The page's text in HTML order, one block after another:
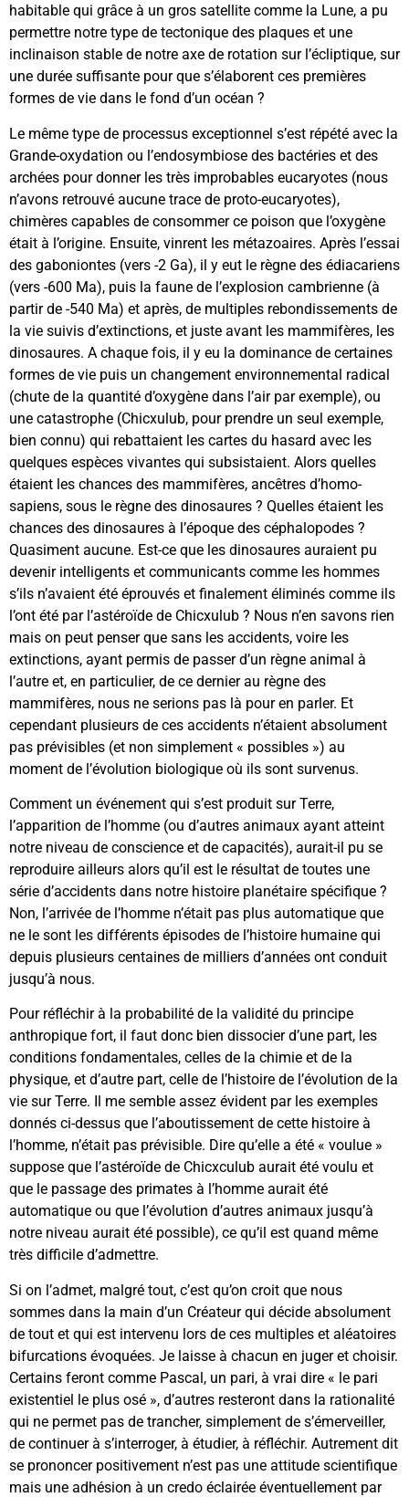
habitable qui grâce à un gros satellite comme la Lune, a pu
permettre notre type de tectonique des plaques et une
inclinaison stable de notre axe de rotation sur l’écliptique, sur
une durée suffisante pour que s’élaborent ces premières
formes de vie dans le fond d’un océan ?
Le même type de processus exceptionnel s’est répété avec la
Grande-oxydation ou l’endosymbiose des bactéries et des
archées pour donner les très improbables eucaryotes (nous
n’avons retrouvé aucune trace de proto-eucaryotes),
chimères capables de consommer ce poison que l’oxygène
était à l’origine. Ensuite, vinrent les métazoaires. Après l’essai
des gaboniontes (vers -2 Ga), il y eut le règne des édiacariens
(vers -600 Ma), puis la faune de l’explosion cambrienne (à
partir de -540 Ma) et après, de multiples rebondissements de
la vie suivis d’extinctions, et juste avant les mammifères, les
dinosaures. A chaque fois, il y eu la dominance de certaines
formes de vie puis un changement environnemental radical
(chute de la quantité d’oxygène dans l’air par exemple), ou
une catastrophe (Chicxulub, pour prendre un seul exemple,
bien connu) qui rebattaient les cartes du hasard avec les
quelques espèces vivantes qui subsistaient. Alors quelles
étaient les chances des mammifères, ancêtres d’homo-
sapiens, sous le règne des dinosaures ? Quelles étaient les
chances des dinosaures à l’époque des céphalopodes ?
Quasiment aucune. Est-ce que les dinosaures auraient pu
devenir intelligents et communicants comme les hommes
s’ils n’avaient été éprouvés et finalement éliminés comme ils
l’ont été par l’astéroïde de Chicxulub ? Nous n’en savons rien
mais on peut penser que sans les accidents, voire les
extinctions, ayant permis de passer d’un règne animal à
l’autre et, en particulier, de ce dernier au règne des
mammifères, nous ne serions pas là pour en parler. Et
cependant plusieurs de ces accidents n’étaient absolument
pas prévisibles (et non simplement « possibles ») au
moment de l’évolution biologique où ils sont survenus.
Comment un événement qui s’est produit sur Terre,
l’apparition de l’homme (ou d’autres animaux ayant atteint
notre niveau de conscience et de capacités), aurait-il pu se
reproduire ailleurs alors qu’il est le résultat de toutes une
série d’accidents dans notre histoire planétaire spécifique ?
Non, l’arrivée de l’homme n’était pas plus automatique que
ne le sont les différents épisodes de l’histoire humaine qui
depuis plusieurs centaines de milliers d’années ont conduit
jusqu’à nous.
Pour réfléchir à la probabilité de la validité du principe
anthropique fort, il faut donc bien dissocier d’une part, les
conditions fondamentales, celles de la chimie et de la
physique, et d’autre part, celle de l’histoire de l’évolution de la
vie sur Terre. Il me semble assez évident par les exemples
donnés ci-dessus que l’aboutissement de cette histoire à
l’homme, n’était pas prévisible. Dire qu’elle a été « voulue »
suppose que l’astéroïde de Chicxculub aurait été voulu et
que le passage des primates à l’homme aurait été
automatique ou que l’évolution d’autres animaux jusqu’à
notre niveau aurait été possible), ce qu’il est quand même
très difficile d’admettre.
Si on l’admet, malgré tout, c’est qu’on croit que nous
sommes dans la main d’un Créateur qui décide absolument
de tout et qui est intervenu lors de ces multiples et aléatoires
bifurcations évoquées. Je laisse à chacun en juger et choisir.
Certains feront comme Pascal, un pari, à vrai dire « le pari
existentiel le plus osé », d’autres resteront dans la rationalité
qui ne permet pas de trancher, simplement de s’émerveiller,
de continuer à s’interroger, à étudier, à réfléchir. Autrement dit
se prononcer positivement n’est pas une attitude scientifique
mais une adhésion à un credo éclairée éventuellement par